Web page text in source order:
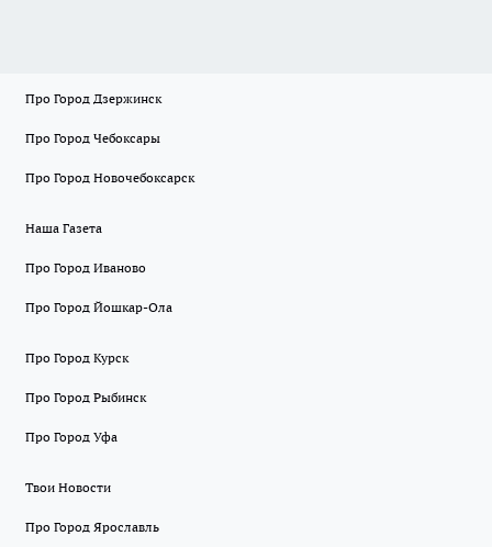
Про Город Дзержинск
Про Город Чебоксары
Про Город Новочебоксарск
Наша Газета
Про Город Иваново
Про Город Йошкар-Ола
Про Город Курск
Про Город Рыбинск
Про Город Уфа
Твои Новости
Про Город Ярославль